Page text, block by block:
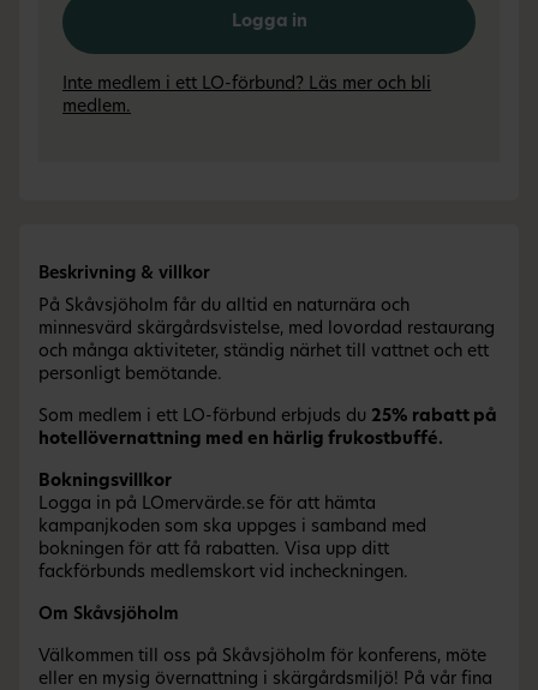
Logga in
Inte medlem i ett LO-förbund? Läs mer och bli
medlem.
Beskrivning & villkor
På Skåvsjöholm får du alltid en naturnära och
minnesvärd skärgårdsvistelse, med lovordad restaurang
och många aktiviteter, ständig närhet till vattnet och ett
personligt bemötande.
Som medlem i ett LO-förbund erbjuds du 25% rabatt på
hotellövernattning med en härlig frukostbuffé.
Bokningsvillkor
Logga in på LOmervärde.se för att hämta
kampanjkoden som ska uppges i samband med
bokningen för att få rabatten. Visa upp ditt
fackförbunds medlemskort vid incheckningen.
Om Skåvsjöholm
Välkommen till oss på Skåvsjöholm för konferens, möte
eller en mysig övernattning i skärgårdsmiljö! På vår fina